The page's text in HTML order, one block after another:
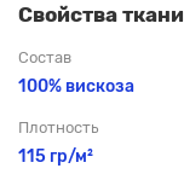
Свойства ткани
Состав
100% вискоза
Плотность
115 гр/м²